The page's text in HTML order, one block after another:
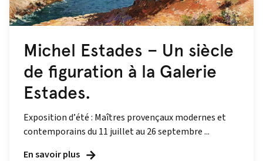
Michel Estades – Un siècle
de figuration à la Galerie
Estades.
Exposition d’été : Maîtres provençaux modernes et
contemporains du 11 juillet au 26 septembre ...
En savoir plus